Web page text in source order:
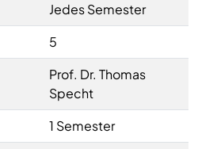
Jedes Semester
5
Prof. Dr. Thomas
Specht
1 Semester